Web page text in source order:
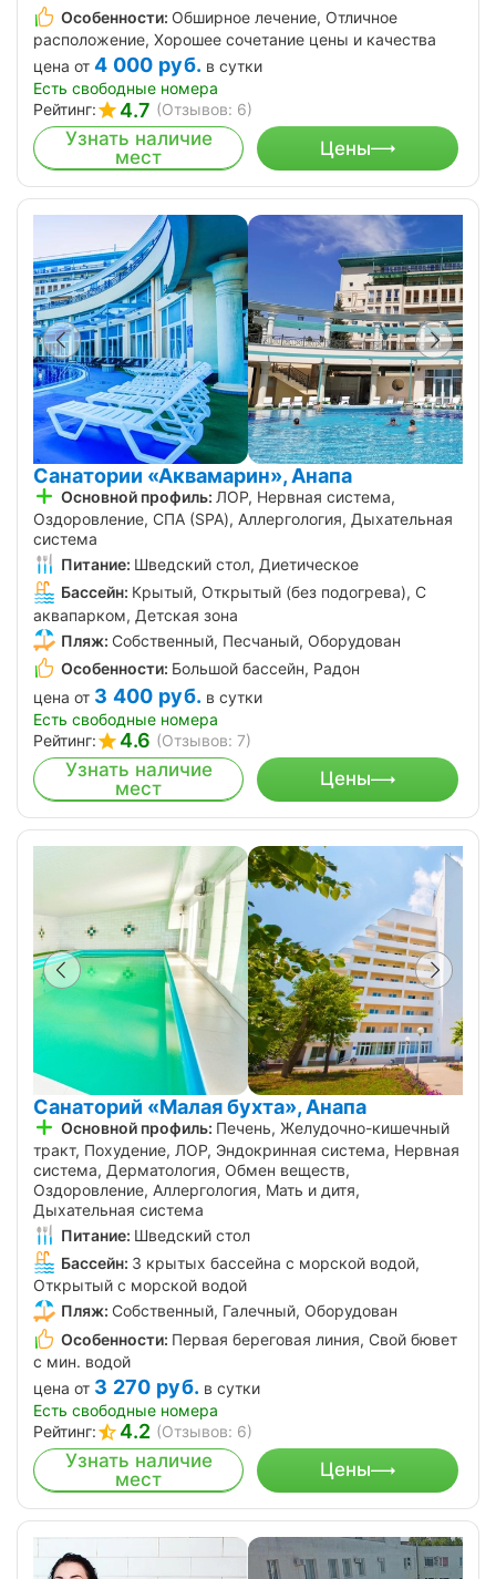
Особенности: Обширное лечение, Отличное
расположение, Хорошее сочетание цены и качества
цена от 4 000 руб. в сутки
Есть свободные номера
Рейтинг:
4.7 (Отзывов: 6)
Узнать наличие
мест
Цены
Санатории «Аквамарин», Анапа
Основной профиль: ЛОР, Нервная система,
Оздоровление, СПА (SPA), Аллергология, Дыхательная
система
Питание: Шведский стол, Диетическое
Бассейн: Крытый, Открытый (без подогрева), С
аквапарком, Детская зона
Пляж: Собственный, Песчаный, Оборудован
Особенности: Большой бассейн, Радон
цена от 3 400 руб. в сутки
Есть свободные номера
Рейтинг:
4.6 (Отзывов: 7)
Узнать наличие
мест
Цены
Санаторий «Малая бухта», Анапа
Основной профиль: Печень, Желудочно-кишечный
тракт, Похудение, ЛОР, Эндокринная система, Нервная
система, Дерматология, Обмен веществ,
Оздоровление, Аллергология, Мать и дитя,
Дыхательная система
Питание: Шведский стол
Бассейн: 3 крытых бассейна с морской водой,
Открытый с морской водой
Пляж: Собственный, Галечный, Оборудован
Особенности: Первая береговая линия, Свой бювет
с мин. водой
цена от 3 270 руб. в сутки
Есть свободные номера
Рейтинг:
4.2 (Отзывов: 6)
Узнать наличие
мест
Цены